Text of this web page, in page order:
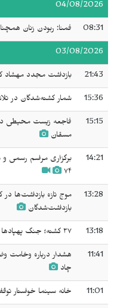
04/08/2026
08:31 فمنا: ربودن زنان همچنان ادامه
03/08/2026
21:43 بازداشت مجدد مهشاد
15:36 شمار کشته‌شدگان در تلاش
15:15
فاجعه زیست محیطی در
مسقان
14:21
برگزاری مراسم رسمی و
۷۴
13:28
بازداشت‌شدگان
13:18 ۳۷ کشته؛ جنگ پهپادها دامنه مرگ را در سودان گسترش می‌دهد
11:41
هشدار درباره وخامت
چاد
11:01 خانه سینما خواستار